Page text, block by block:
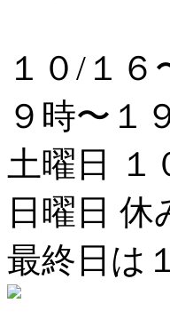
１０/１６
９時〜１
土曜日 １
日曜日 休
最終日は